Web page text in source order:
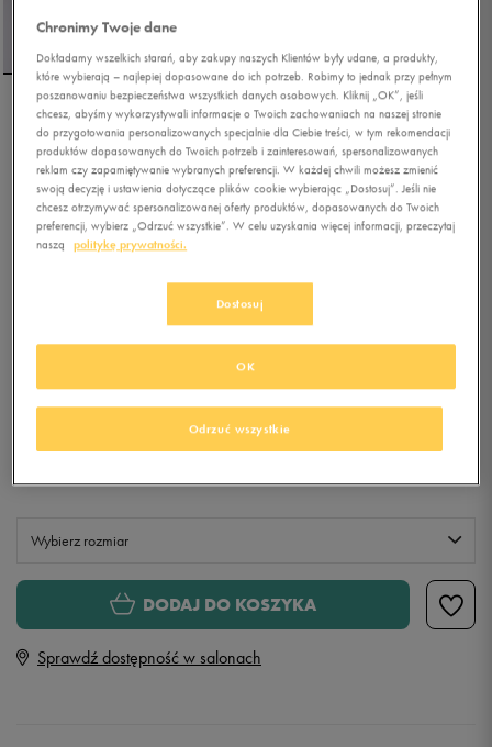
ELLESSE T-SHIRT MELINDA
LIGHT GREEN
0.0 (0)
(cena bezpośrednio przed promocją)
-14%(najniższa cena z 30 dni przed obniżką)
41,99zł z Vat
KLUBIE 50 STYLE
Wybierz rozmiar
Rozmiary EU Rozmiary US
DODAJ DO KOSZYKA
Sprawdź dostępność w salonach
Chronimy Twoje dane
Dokładamy wszelkich starań, aby zakupy naszych Klientów były udane, a produkty,
które wybierają – najlepiej dopasowane do ich potrzeb. Robimy to jednak przy pełnym
poszanowaniu bezpieczeństwa wszystkich danych osobowych. Kliknij „OK”, jeśli
chcesz, abyśmy wykorzystywali informacje o Twoich zachowaniach na naszej stronie
do przygotowania personalizowanych specjalnie dla Ciebie treści, w tym rekomendacji
produktów dopasowanych do Twoich potrzeb i zainteresowań, spersonalizowanych
reklam czy zapamiętywanie wybranych preferencji. W każdej chwili możesz zmienić
swoją decyzję i ustawienia dotyczące plików cookie wybierając „Dostosuj”. Jeśli nie
chcesz otrzymywać spersonalizowanej oferty produktów, dopasowanych do Twoich
preferencji, wybierz „Odrzuć wszystkie”. W celu uzyskania więcej informacji, przeczytaj
naszą
politykę prywatności.
Dostosuj
Odrzuć wszystkie
OK